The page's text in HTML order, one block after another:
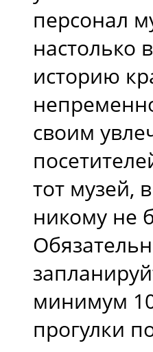
персонал
настолько
историю
своим
тот музей,
никому не
минимум
прогулки